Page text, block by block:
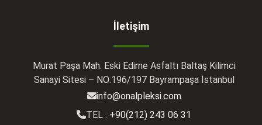
İletişim
Murat Paşa Mah. Eski Edirne Asfaltı Baltaş Kilimci
Sanayi Sitesi – NO:196/197 Bayrampaşa İstanbul
info@onalpleksi.com
TEL : +90(212) 243 06 31